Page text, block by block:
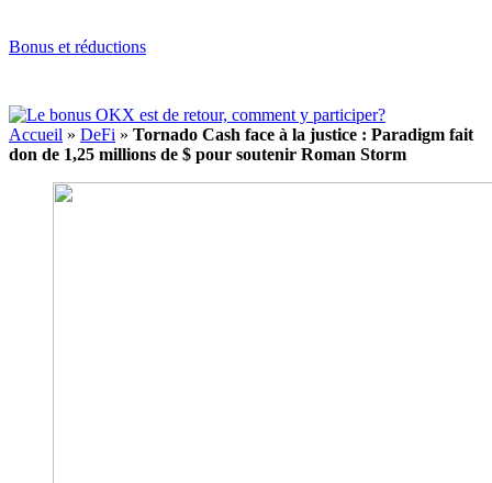
Bonus et réductions
Accueil » DeFi » Tornado Cash face à la justice : Paradigm fait
don de 1,25 millions de $ pour soutenir Roman Storm